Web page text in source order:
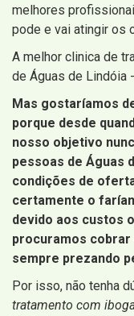
melhores
pode e vai atingir os
A melhor clinica de
de Águas de Lindóia
Mas gostaríamos
porque desde
nosso objetivo
pessoas de Águas
condições de
certamente o
devido aos custos
procuramos cobrar
sempre prezando
Por isso, não tenha
tratamento com